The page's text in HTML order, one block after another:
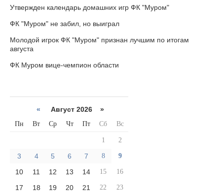
Утвержден календарь домашних игр ФК "Муром"
ФК "Муром" не забил, но выиграл
Молодой игрок ФК "Муром" признан лучшим по итогам
августа
ФК Муром вице-чемпион области
« Август 2026 »
Пн Вт Ср Чт Пт Сб Вс
1 2
3 4 5 6 7 8 9
10 11 12 13 14 15 16
17 18 19 20 21 22 23